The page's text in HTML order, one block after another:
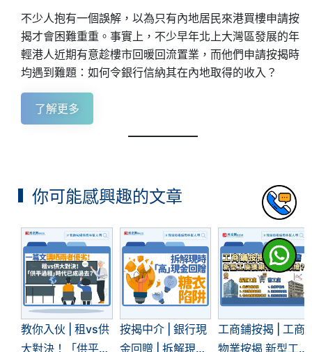
不少人抱有一個誤解，以為只有內地居民來港買樓申請按
揭才會困難重重。事實上，不少早年北上大灣區發展的年
輕港人近期有意趁樓市回暖回流置業，而他們申請按揭時
均遇到難題：如何令銀行信納其在內地取得的收入？
了解更多
你可能感興趣的文章
教你入伙 | 租vs供
大對決！「供平過
按揭中介 | 銀行現
金回贈 | 拆解現時
工商鋪按揭 | 工商
物業按揭 新型工